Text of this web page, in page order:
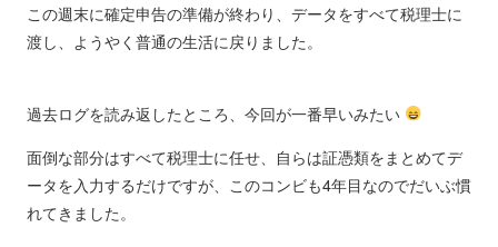
この週末に確定申告の準備が終わり、データをすべて税理士に
渡し、ようやく普通の生活に戻りました。
過去ログを読み返したところ、今回が一番早いみたい
面倒な部分はすべて税理士に任せ、自らは証憑類をまとめてデ
ータを入力するだけですが、このコンビも4年目なのでだいぶ慣
れてきました。